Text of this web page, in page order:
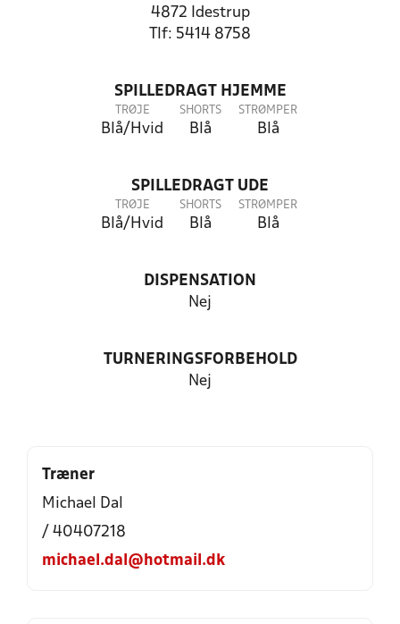
4872 Idestrup
Tlf: 5414 8758
SPILLEDRAGT HJEMME
TRØJE
Blå/Hvid
SHORTS
Blå
STRØMPER
Blå
SPILLEDRAGT UDE
TRØJE
Blå/Hvid
SHORTS
Blå
STRØMPER
Blå
DISPENSATION
Nej
TURNERINGSFORBEHOLD
Nej
Træner
Michael Dal
/ 40407218
michael.dal@hotmail.dk